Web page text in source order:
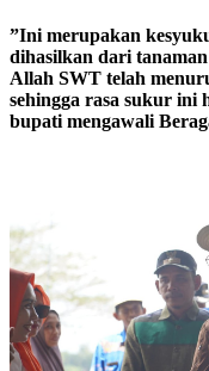
”Ini merupakan
dihasilkan dari
Allah SWT telah
sehingga rasa sukur ini
bupati mengawali